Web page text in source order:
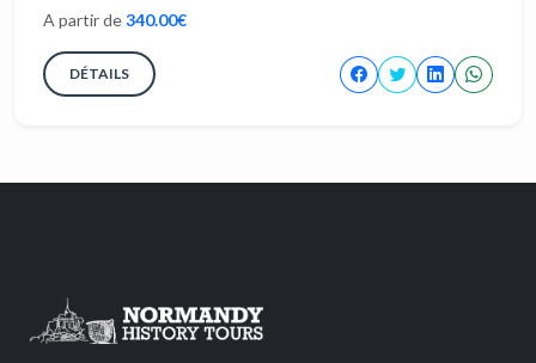
A partir de340.00€
DÉTAILS